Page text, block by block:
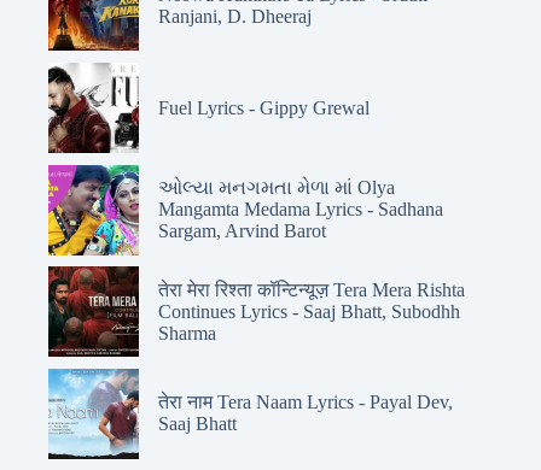
Ranjani, D. Dheeraj
Fuel Lyrics - Gippy Grewal
ઓલ્યા મનગમતા મેળા માં Olya
Mangamta Medama Lyrics - Sadhana
Sargam, Arvind Barot
तेरा मेरा रिश्ता कॉन्टिन्यूज़ Tera Mera Rishta
Continues Lyrics - Saaj Bhatt, Subodhh
Sharma
तेरा नाम Tera Naam Lyrics - Payal Dev,
Saaj Bhatt